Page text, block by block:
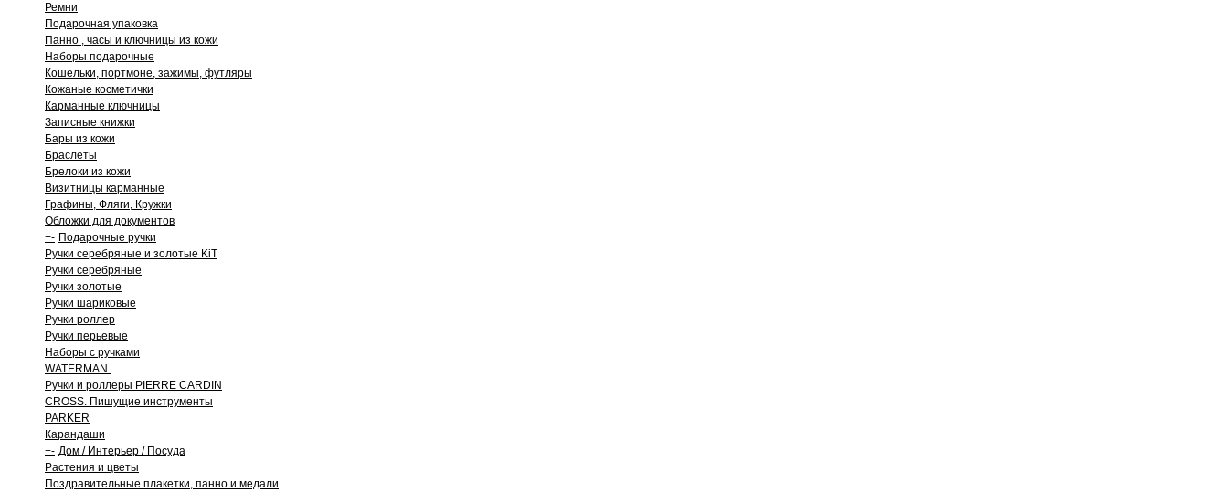
Ремни
Подарочная упаковка
Панно , часы и ключницы из кожи
Наборы подарочные
Кошельки, портмоне, зажимы, футляры
Кожаные косметички
Карманные ключницы
Записные книжки
Бары из кожи
Браслеты
Брелоки из кожи
Визитницы карманные
Графины, Фляги, Кружки
Обложки для документов
+- Подарочные ручки
Ручки серебряные и золотые KiT
Ручки серебряные
Ручки золотые
Ручки шариковые
Ручки роллер
Ручки перьевые
Наборы с ручками
WATERMAN.
Ручки и роллеры PIERRE CARDIN
CROSS. Пишущие инструменты
PARKER
Карандаши
+- Дом / Интерьер / Посуда
Растения и цветы
Поздравительные плакетки, панно и медали